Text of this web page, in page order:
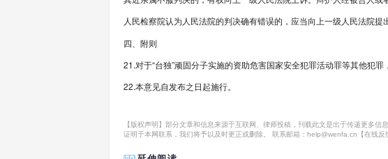
（1）顽固宣扬“台独”分裂主张及其
8.实施本意见第七条规定的行为，
9.实施本意见第七条规定行为的，